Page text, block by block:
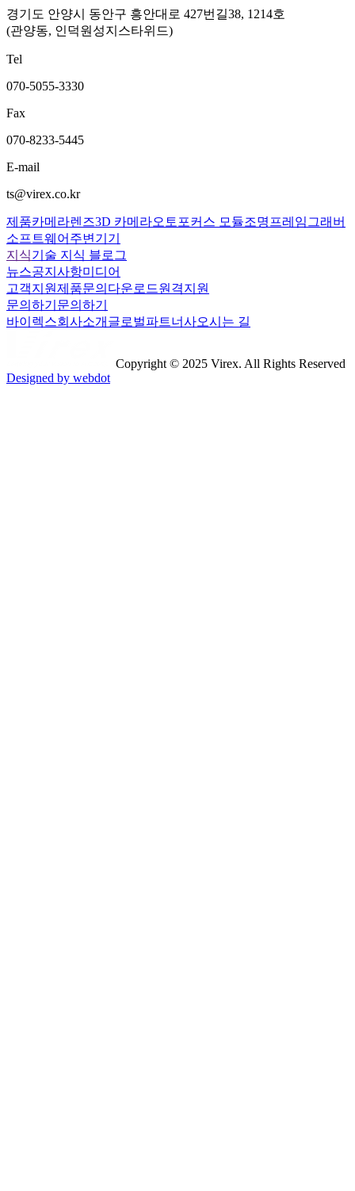
경기도 안양시 동안구 흥안대로 427번길38, 1214호
(관양동, 인덕원성지스타위드)
Tel
070-5055-3330
Fax
070-8233-5445
E-mail
ts@virex.co.kr
제품카메라렌즈3D 카메라오토포커스 모듈조명 프레임그래버
소프트웨어 주변기기
지식기술 지식 블로그
뉴스공지사항미디어
고객지원제품문의 다운로드원격지원
문의하기 문의하기
바이렉스회사소개 글로벌파트너사오시는 길
Copyright © 2025 Virex. All Rights Reserved
Designed by webdot